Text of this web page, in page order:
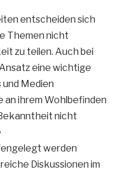
entscheiden sich
Themen nicht
zu teilen. Auch bei
eine wichtige
und Medien
ihrem Wohlbefinden
nicht
werden
Diskussionen im